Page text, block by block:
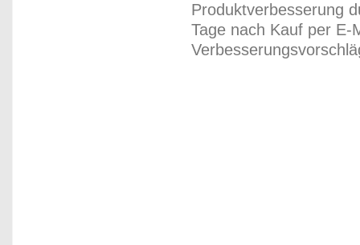
Produktverbesserung
Tage nach Kauf per E-